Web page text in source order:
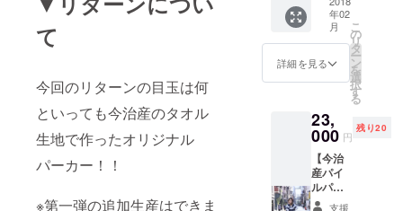
て
今回のリターンの目玉は何
といっても今治産のタオル
生地で作ったオリジナル
パーカー！！
※第一弾の追加生産はできま
バーの
交通費
をご負
担下さ
い。
と仕上
がった
甘撚り
の綿
を、や
上げま
した。
率が良
く、毛
羽抜け
の少な
「第二
弾企画
会議』
初回に
参加で
す。 ・
会場は
東京都
内を予
定して
おり、
会場ま
年02
月
詳細を見る
こ
の
リ
タ
ー
ン
を
選
択
す
る
23,
000 円
残り20
【今治
産パイ
ルパー
カー支援